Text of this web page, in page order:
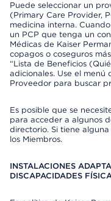
Puede seleccionar un
(Primary Care Provider,
medicina interna.
un PCP que tenga un
Médicas de Kaiser
copagos o coseguros
“Lista de Beneficios
adicionales. Use el
Proveedor para buscar
Es posible que se
para acceder a algunos
directorio. Si tiene
los Miembros.
INSTALACIONES
DISCAPACIDADES